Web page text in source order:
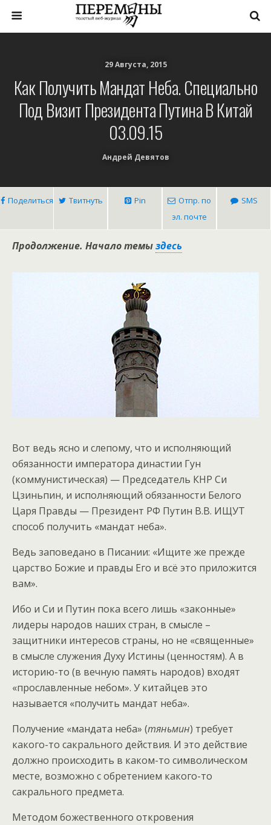
29 Августа, 2015
Как Получить Мандат Неба. Специально
Под Визит Президента Путина В Китай
03.09.15
Андрей Девятов
Поделиться Твитнуть Pin
Отпр. по
эл. почте
SMS
Продолжение. Начало темыздесь
Вот ведь ясно и слепому, что и исполняющий
обязанности императора династии Гун
(коммунистическая) — Председатель КНР Си
Цзиньпин, и исполняющий обязанности Белого
Царя Правды — Президент РФ Путин В.В. ИЩУТ
способ получить «мандат неба».
Ведь заповедано в Писании: «Ищите же прежде
царство Божие и правды Его и всё это приложится
вам».
Ибо и Си и Путин пока всего лишь «законные»
лидеры народов наших стран, в смысле –
защитники интересов страны, но не «священные»
в смысле служения Духу Истины (ценностям). А в
историю-то (в вечную память народов) входят
«прославленные небом». У китайцев это
называется «получить мандат неба».
Получение «мандата неба» (тяньмин) требует
какого-то сакрального действия. И это действие
должно происходить в каком-то символическом
месте, возможно с обретением какого-то
сакрального предмета.
Методом божественного откровения